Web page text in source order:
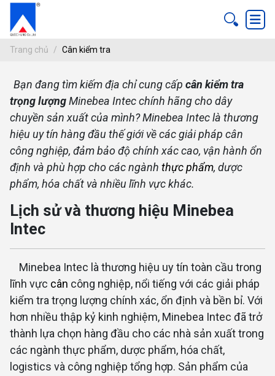
CÂN KIỂM TRA
chủ
kiểm tra
Trang chủ Cân kiểm tra
Bạn đang tìm kiếm địa chỉ cung cấpcân kiểm tra
trọng lượngMinebea Intec chính hãng cho dây
chuyền sản xuất của mình? Minebea Intec là thương
hiệu uy tín hàng đầu thế giới về các giải pháp cân
công nghiệp, đảm bảo độ chính xác cao, vận hành ổn
định và phù hợp cho các ngànhthực phẩm, dược
phẩm, hóa chất và nhiều lĩnh vực khác.
Lịch sử và thương hiệu Minebea
Intec
Minebea Intec là thương hiệu uy tín toàn cầu trong
lĩnh vực cân công nghiệp, nổi tiếng với các giải pháp
kiểm tra trọng lượng chính xác, ổn định và bền bỉ. Với
hơn nhiều thập kỷ kinh nghiệm, Minebea Intec đã trở
thành lựa chọn hàng đầu cho các nhà sản xuất trong
các ngành thực phẩm, dược phẩm, hóa chất,
logistics và công nghiệp tổng hợp. Sản phẩm của